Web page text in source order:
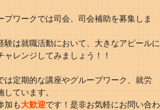
プワークでは司会、司会補助を募集しま
験は就職活動において、大きなアピールに
レンジしてみましょう！！
は定期的な講座やグループワーク、就労
ています。
加も大歓迎です！是非お気軽にお問い合わ